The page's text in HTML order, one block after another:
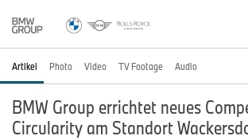
Artikel Photo Video TV Footage Audio
BMW Group errichtet neues
Circularity am Standort